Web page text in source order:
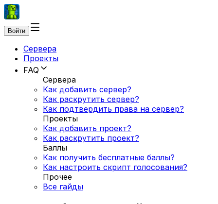
Войти
Сервера
Проекты
FAQ
Сервера
Как добавить сервер?
Как раскрутить сервер?
Как подтвердить права на сервер?
Проекты
Как добавить проект?
Как раскрутить проект?
Баллы
Как получить бесплатные баллы?
Как настроить скрипт голосования?
Прочее
Все гайды